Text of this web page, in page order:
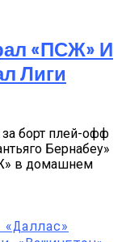
«ПСЖ» И
Лиги
борт плей-офф
Бернабеу»
в домашнем